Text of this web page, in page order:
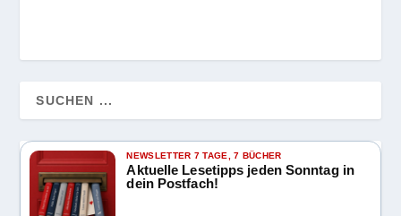
NEWSLETTER 7 TAGE, 7 BÜCHER
Aktuelle Lesetipps jeden Sonntag in
dein Postfach!